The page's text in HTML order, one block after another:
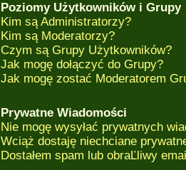
Poziomy Użytkowników i Grupy
Kim są Administratorzy?
Kim są Moderatorzy?
Czym są Grupy Użytkowników?
Jak mogę dołączyć do Grupy?
Jak mogę zostać Moderatorem
Prywatne Wiadomości
Nie mogę wysyłać prywatnych
Wciąż dostaję niechciane
Dostałem spam lub obraĽliwy